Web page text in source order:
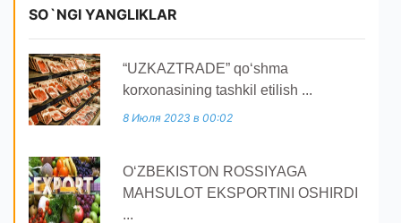
SO`NGI YANGLIKLAR
“UZKAZTRADE” qoʻshma
korxonasining tashkil etilish ...
8 Июля 2023 в 00:02
O‘ZBEKISTON ROSSIYAGA
MAHSULOT EKSPORTINI OSHIRDI
...